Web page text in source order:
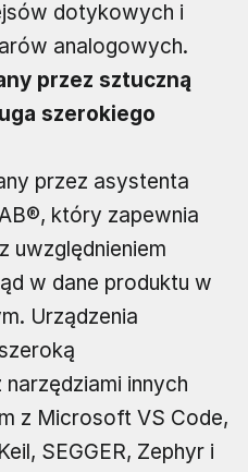
dotykowych i
analogowych.
przez sztuczną
szerokiego
przez asystenta
który zapewnia
uwzględnieniem
w dane produktu w
Urządzenia
innych
z Microsoft VS Code,
SEGGER, Zephyr i